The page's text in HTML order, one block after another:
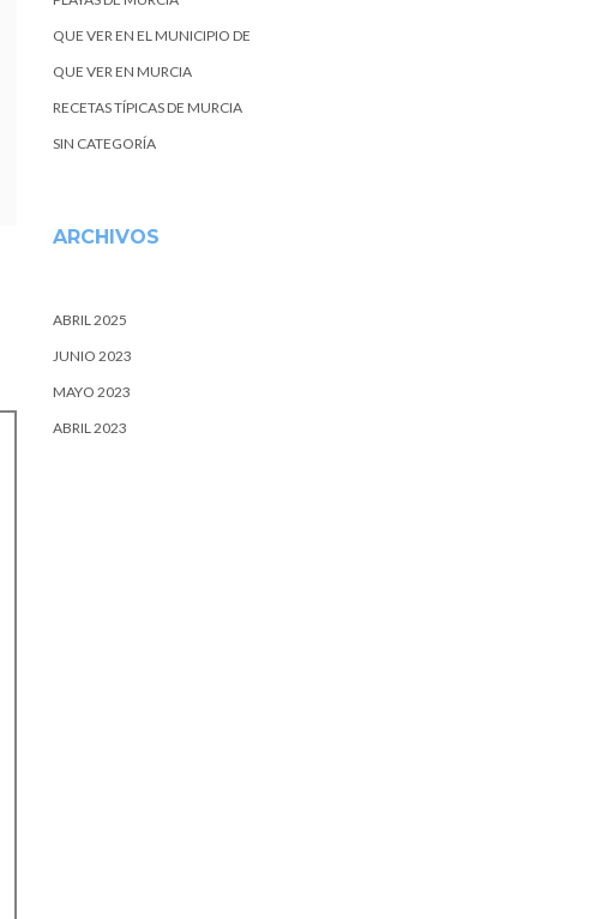
QUE VER EN EL MUNICIPIO DE
QUE VER EN MURCIA
RECETAS TÍPICAS DE MURCIA
SIN CATEGORÍA
ARCHIVOS
ABRIL 2025
JUNIO 2023
MAYO 2023
ABRIL 2023